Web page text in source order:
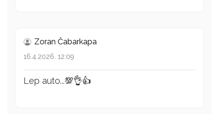
Zoran Čabarkapa
16.4.2026. 12:09
Lep auto...💯👌👍